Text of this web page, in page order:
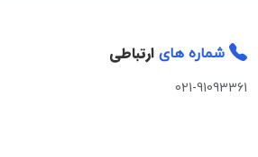
شماره های ارتباطی
021-91093361